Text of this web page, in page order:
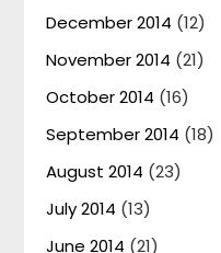
December 2014 (12)
November 2014 (21)
October 2014 (16)
September 2014 (18)
August 2014 (23)
July 2014 (13)
June 2014 (21)